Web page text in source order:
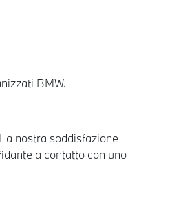
BMW.
nostra soddisfazione
a contatto con uno